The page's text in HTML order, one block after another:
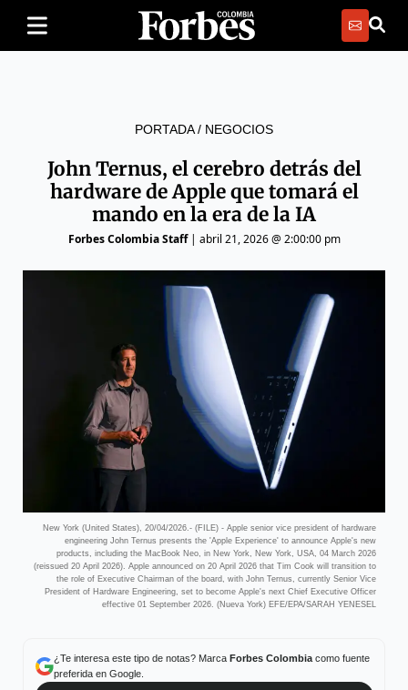
PORTADA/ NEGOCIOS
John Ternus, el cerebro detrás del
hardware de Apple que tomará el
mando en la era de la IA
Forbes Colombia Staff| abril 21, 2026 @ 2:00:00 pm
New York (United States), 20/04/2026.- (FILE) - Apple senior vice president of hardware
engineering John Ternus presents the 'Apple Experience' to announce Apple's new
products, including the MacBook Neo, in New York, New York, USA, 04 March 2026
(reissued 20 April 2026). Apple announced on 20 April 2026 that Tim Cook will transition to
the role of Executive Chairman of the board, with John Ternus, currently Senior Vice
President of Hardware Engineering, set to become Apple's next Chief Executive Officer
effective 01 September 2026. (Nueva York) EFE/EPA/SARAH YENESEL
¿Te interesa este tipo de notas? Marca Forbes Colombiacomo fuente
preferida en Google.